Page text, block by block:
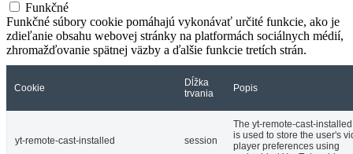
Funkčné
Funkčné súbory cookie pomáhajú vykonávať určité funkcie, ako je
zdieľanie obsahu webovej stránky na platformách sociálnych médií,
zhromažďovanie spätnej väzby a ďalšie funkcie tretích strán.
Cookie
Dĺžka
trvania
Popis
yt-remote-cast-installed session
The yt-remote-cast-
is used to store the user's
player preferences using